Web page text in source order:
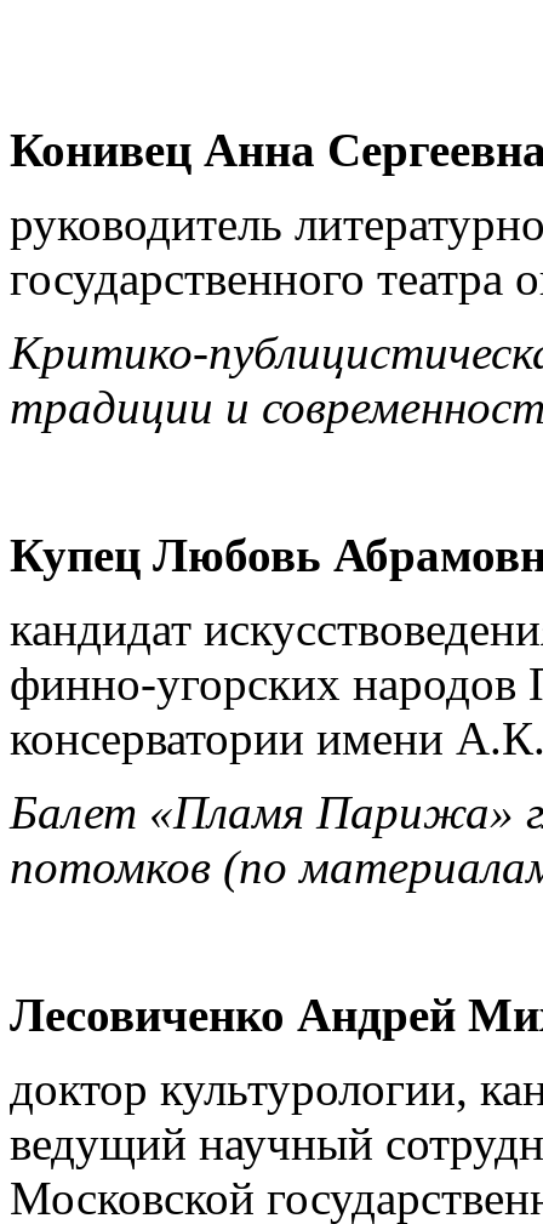
Конивец Анна
руководитель
государственного театра
Критико-
традиции и
Купец Любовь
кандидат
финно-угорских народов
консерватории имени
Балет «Пламя Парижа»
потомков (по
Лесовиченко Андрей
доктор культурологии,
ведущий научный
Московской